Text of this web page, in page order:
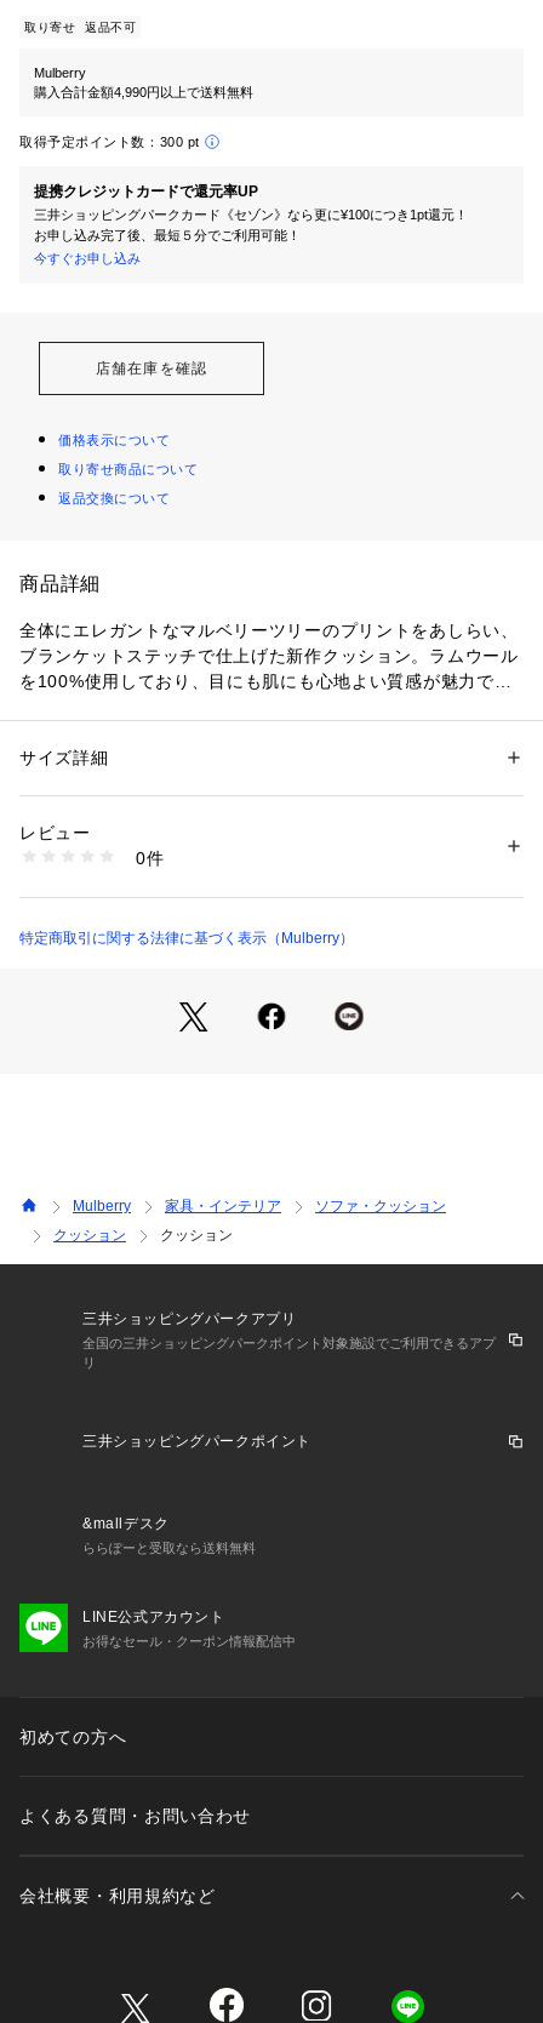
取り寄せ 返品不可
Mulberry
購入合計金額4,990円以上で送料無料
取得予定ポイント数： 300 pt
提携クレジットカードで還元率UP
三井ショッピングパークカード《セゾン》なら更に¥100につき1pt還元！
お申し込み完了後、最短５分でご利用可能！
今すぐお申し込み
店舗在庫を確認
価格表示について
取り寄せ商品について
返品交換について
商品詳細
全体にエレガントなマルベリーツリーのプリントをあしらい、
ブランケットステッチで仕上げた新作クッション。ラムウール
を100%使用しており、目にも肌にも心地よい質感が魅力で
性別：レディース
素材：ラムウール
商品番号：
TH0017/025 （ショップ）
サイズ詳細
レビュー
0件
特定商取引に関する法律に基づく表示（Mulberry）
Mulberry 家具・インテリア
ソファ・クッション
クッション
クッション
三井ショッピングパークアプリ
全国の三井ショッピングパークポイント対象施設でご利用できるアプ
リ
三井ショッピングパークポイント
&mallデスク
ららぽーと受取なら送料無料
LINE公式アカウント
お得なセール・クーポン情報配信中
初めての方へ
よくある質問・お問い合わせ
会社概要・利用規約など